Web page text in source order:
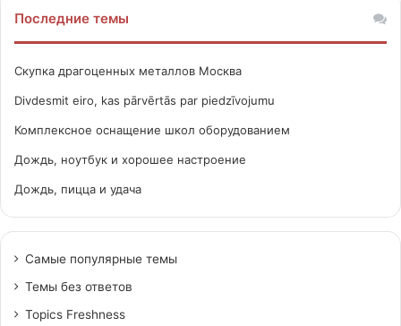
Последние темы
Скупка драгоценных металлов Москва
Divdesmit eiro, kas pārvērtās par piedzīvojumu
Комплексное оснащение школ оборудованием
Дождь, ноутбук и хорошее настроение
Дождь, пицца и удача
Самые популярные темы
Темы без ответов
Topics Freshness